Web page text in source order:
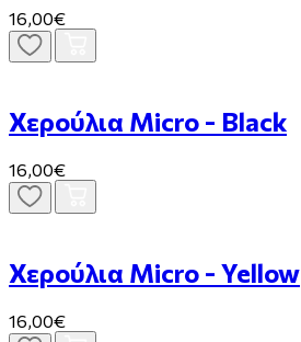
16,00€
Χερούλια Micro - Black
16,00€
Χερούλια Micro - Yellow
16,00€